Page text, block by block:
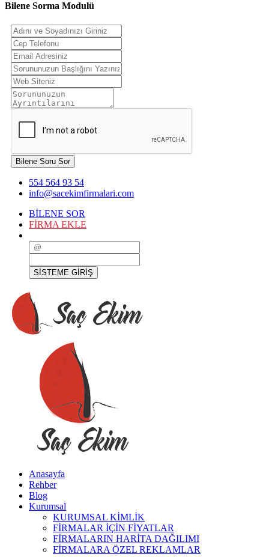
Bilene Sorma Modulü
Bilene Soru Sor
554 564 93 54
info@sacekimfirmalari.com
BİLENE SOR
FİRMA EKLE
SİSTEME GİRİŞ
Anasayfa
Rehber
Blog
Kurumsal
KURUMSAL KİMLİK
FİRMALAR İÇİN FİYATLAR
FİRMALARIN HARİTA DAĞILIMI
FİRMALARA ÖZEL REKLAMLAR